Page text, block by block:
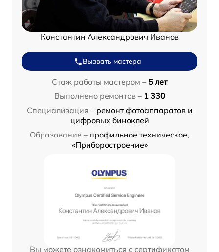
Константин Александрович Иванов
Вызвать мастера
Стаж работы мастером – 5 лет
Выполнено ремонтов – 1 330
Специализация – ремонт фотоаппаратов и
цифровых биноклей
Образование – профильное техническое,
«Приборостроение»
Вы можете ознакомиться с сертификатом